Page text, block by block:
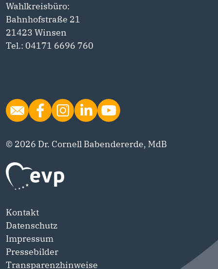
Wahlkreisbüro:
Bahnhofstraße 21
21423 Winsen
Tel.: 04171 6696 760
© 2026 Dr. Cornell Babendererde, MdB
Kontakt
Datenschutz
Impressum
Pressebilder
Transparenzhinweise